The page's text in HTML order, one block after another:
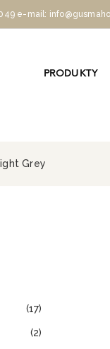
e-mail:
PRODUKTY
Grey
(17)
(2)